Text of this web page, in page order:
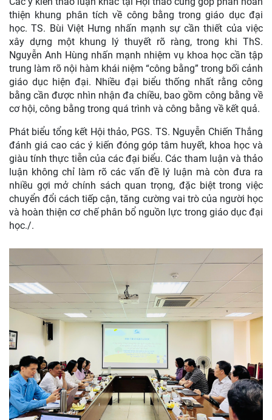
thiện khung phân tích về công bằng trong giáo dục đại
học. TS. Bùi Việt Hưng nhấn mạnh sự cần thiết của việc
xây dựng một khung lý thuyết rõ ràng, trong khi ThS.
Nguyễn Anh Hùng nhấn mạnh nhiệm vụ khoa học cần tập
trung làm rõ nội hàm khái niệm “công bằng” trong bối cảnh
giáo dục hiện đại. Nhiều đại biểu thống nhất rằng công
bằng cần được nhìn nhận đa chiều, bao gồm công bằng về
cơ hội, công bằng trong quá trình và công bằng về kết quả.
Phát biểu tổng kết Hội thảo, PGS. TS. Nguyễn Chiến Thắng
đánh giá cao các ý kiến đóng góp tâm huyết, khoa học và
giàu tính thực tiễn của các đại biểu. Các tham luận và thảo
luận không chỉ làm rõ các vấn đề lý luận mà còn đưa ra
nhiều gợi mở chính sách quan trọng, đặc biệt trong việc
chuyển đổi cách tiếp cận, tăng cường vai trò của người học
và hoàn thiện cơ chế phân bổ nguồn lực trong giáo dục đại
học./.